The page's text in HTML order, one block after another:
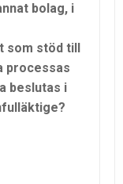
bolag, i
som stöd till
processas
beslutas i